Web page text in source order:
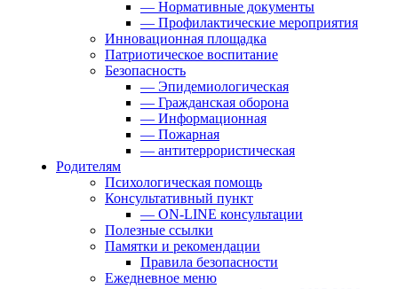
— Нормативные документы
— Профилактические мероприятия
Инновационная площадка
Патриотическое воспитание
Безопасность
— Эпидемиологическая
— Гражданская оборона
— Информационная
— Пожарная
— антитеррористическая
Родителям
Психологическая помощь
Консультативный пункт
— ON-LINE консультации
Полезные ссылки
Памятки и рекомендации
Правила безопасности
Ежедневное меню